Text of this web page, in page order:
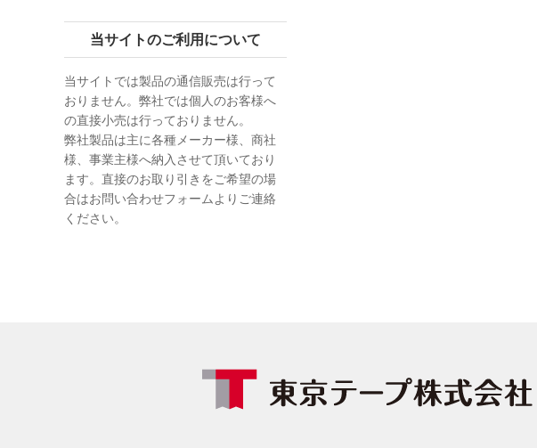
当サイトのご利用について
当サイトでは製品の通信販売は行って
おりません。弊社では個人のお客様へ
の直接小売は行っておりません。
弊社製品は主に各種メーカー様、商社
様、事業主様へ納入させて頂いており
ます。直接のお取り引きをご希望の場
合はお問い合わせフォームよりご連絡
ください。